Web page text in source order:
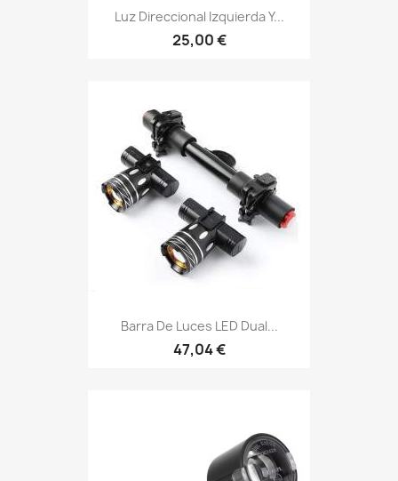
Luz Direccional Izquierda Y...
25,00 €
Barra De Luces LED Dual...
47,04 €